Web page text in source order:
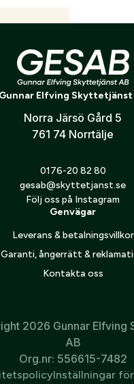
Gunnar Elfving Skyttetjänst
Norra Järsö Gård 5
761 74 Norrtälje
0176-20 82 80
gesab@skyttetjanst.se
Följ oss på Instagram
Genvägar
Leverans & betalningsvillkor
Garanti, ångerrätt &
Kontakta oss
2026 Gunnar Elfving
AB
Org.nr: 556615-7482
Inställningar